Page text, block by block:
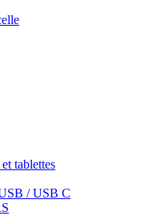
tablettes
/ USB C